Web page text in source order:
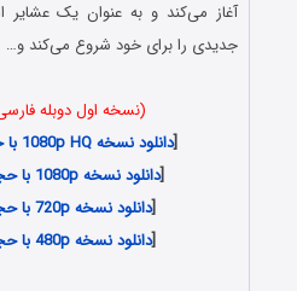
آغاز می‌کند و به عنوان یک
جدیدی را برای خود شروع می‌کند و…
(نسخه اول دوبله
[دانلود نسخه 1080p HQ با حجم 2.72 گیگابایت
[دانلود نسخه 1080p با حجم 1.63 گیگابایت
[دانلود نسخه 720p با حجم 868 مگابایت
[دانلود نسخه 480p با حجم 472 مگابایت